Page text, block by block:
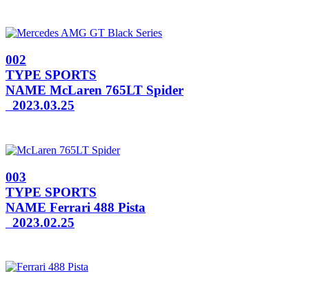
002
TYPE SPORTS
NAME McLaren 765LT Spider
2023.03.25
003
TYPE SPORTS
NAME Ferrari 488 Pista
2023.02.25